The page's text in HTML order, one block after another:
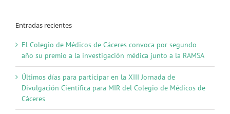
Entradas recientes
El Colegio de Médicos de Cáceres convoca por segundo
año su premio a la investigación médica junto a la RAMSA
Últimos días para participar en la XIII Jornada de
Divulgación Científica para MIR del Colegio de Médicos de
Cáceres